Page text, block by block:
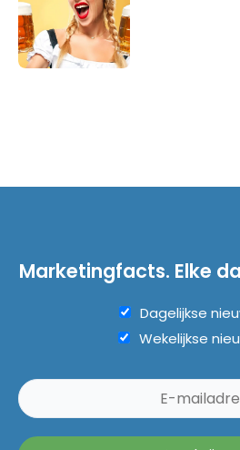
Marketingfacts. Elke
Dagelijkse
Wekelijkse